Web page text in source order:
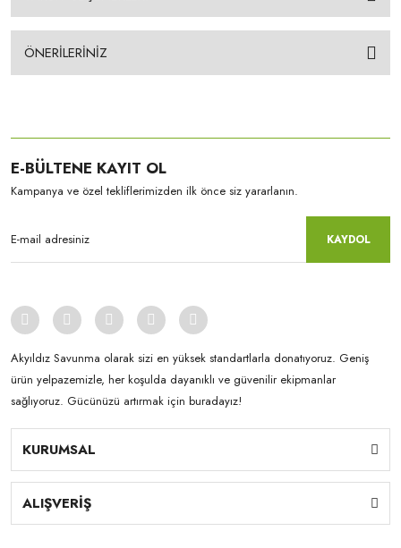
ÖNERİLERİNİZ
E-BÜLTENE KAYIT OL
Kampanya ve özel tekliflerimizden ilk önce siz yararlanın.
KAYDOL
Akyıldız Savunma olarak sizi en yüksek standartlarla donatıyoruz. Geniş
ürün yelpazemizle, her koşulda dayanıklı ve güvenilir ekipmanlar
sağlıyoruz. Gücünüzü artırmak için buradayız!
KURUMSAL
ALIŞVERİŞ